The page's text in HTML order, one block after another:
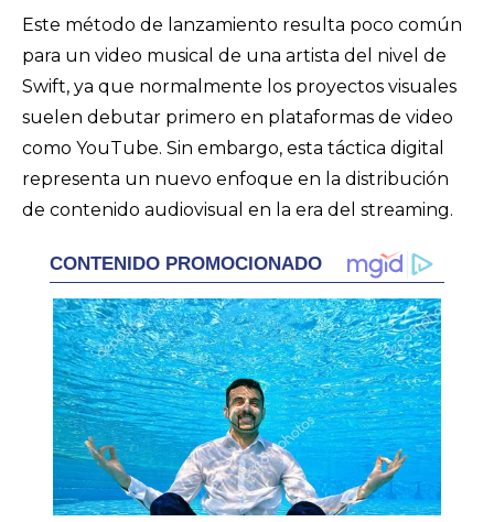
Este método de lanzamiento resulta poco común
para un video musical de una artista del nivel de
Swift, ya que normalmente los proyectos visuales
suelen debutar primero en plataformas de video
como YouTube. Sin embargo, esta táctica digital
representa un nuevo enfoque en la distribución
de contenido audiovisual en la era del streaming.